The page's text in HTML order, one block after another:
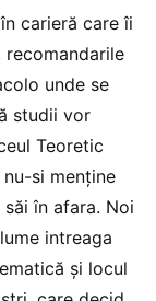
carieră care îi
unde se
studii vor
Teoretic
si menține
în afara. Noi
intreaga
și locul